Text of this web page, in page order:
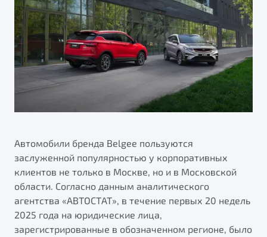
Яркий кроссовер
от 2 219 990 ₽*
Автокредит
Трейд-ин
Страхование
Расчет КАСКО
ПОДДЕРЖКА
Гарантия Belgee
Belgee Линк
Belgee Клуб
Клиентская поддержка
Помощь на дорогах
О дилерском центре
Правовая информация
Автомобили бренда Belgee пользуются
заслуженной популярностью у корпоративных
клиентов не только в Москве, но и в Московской
области. Согласно данным аналитического
агентства «АВТОСТАТ», в течение первых 20 недель
2025 года на юридические лица,
зарегистрированные в обозначенном регионе, было